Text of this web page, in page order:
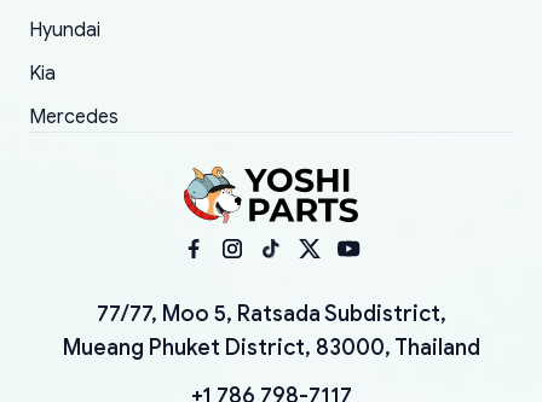
Hyundai
Kia
Mercedes
77/77, Moo 5, Ratsada Subdistrict,
Mueang Phuket District, 83000, Thailand
+1 786 798-7117